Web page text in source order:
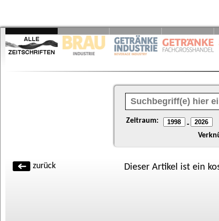
Zeitraum: -
zurück Dieser Artikel ist ein